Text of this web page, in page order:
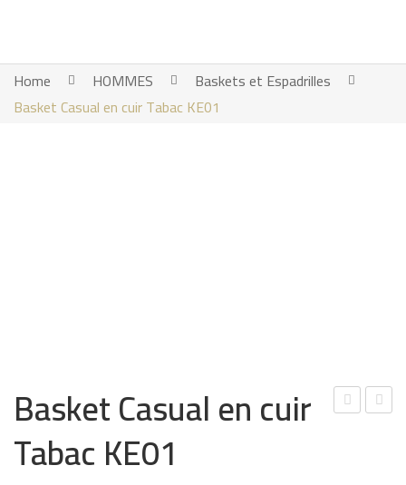
Home HOMMES
Baskets et Espadrilles
Basket Casual en cuir Tabac KE01
Basket Casual en cuir
Tabac KE01